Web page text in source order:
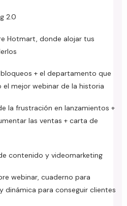
2.0
Hotmart, donde alojar tus
+ el departamento que
el mejor webinar de la historia
la frustración en lanzamientos +
las ventas + carta de
contenido y videomarketing
webinar, cuaderno para
dinámica para conseguir clientes